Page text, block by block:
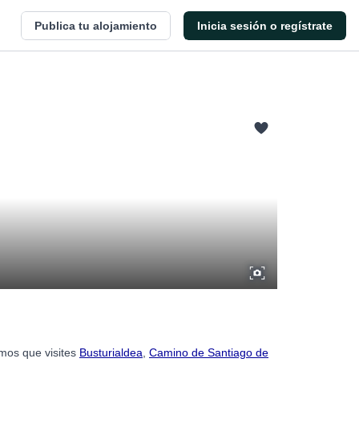
Publica tu alojamiento Inicia sesión o regístrate
que visites Busturialdea Camino de Santiago de